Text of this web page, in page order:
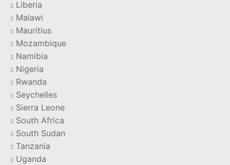
Liberia
Malawi
Mauritius
Mozambique
Namibia
Nigeria
Rwanda
Seychelles
Sierra Leone
South Africa
South Sudan
Tanzania
Uganda